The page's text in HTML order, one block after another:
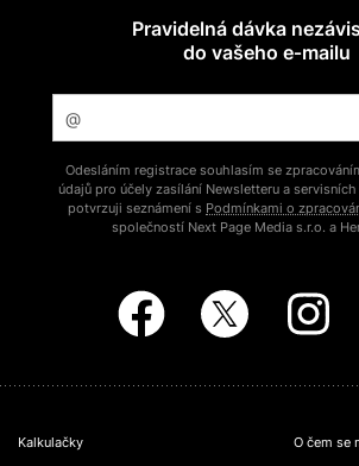
Pravidelná dávka
do vašeho e‑mailu
Odesláním registrace souhlasím se
údajů pro účely zasílání Newsletteru a
potvrzuji seznámení s Podmínkami o
společností Next Page Media s.r.o. a
Kalkulačky
O čem se